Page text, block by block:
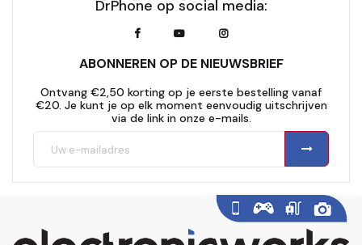
DrPhone op social media:
ABONNEREN OP DE NIEUWSBRIEF
Ontvang €2,50 korting op je eerste bestelling vanaf
€20. Je kunt je op elk moment eenvoudig uitschrijven
via de link in onze e-mails.